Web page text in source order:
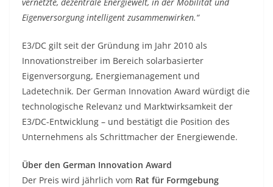
Eigenversorgung intelligent zusammenwirken.“
E3/DC gilt seit der Gründung im Jahr 2010 als
Innovationstreiber im Bereich solarbasierter
Eigenversorgung, Energiemanagement und
Ladetechnik. Der German Innovation Award würdigt die
technologische Relevanz und Marktwirksamkeit der
E3/DC-Entwicklung – und bestätigt die Position des
Unternehmens als Schrittmacher der Energiewende.
Über den German Innovation Award
Der Preis wird jährlich vom Rat für Formgebung